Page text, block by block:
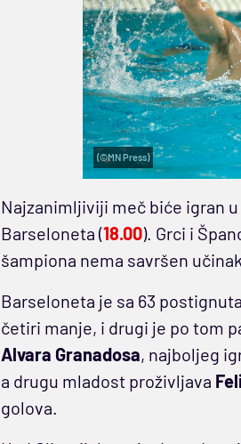
(©MN Press)
Najzanimljiviji meč biće igran
Barseloneta (18.00). Grci i
šampiona nema savršen
Barseloneta je sa 63
četiri manje, i drugi je po tom
Alvara Granadosa, najboljeg
a drugu mladost proživljava
golova.